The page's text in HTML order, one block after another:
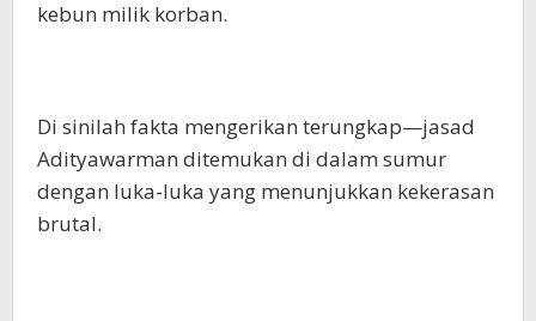
kebun milik korban.
Di sinilah fakta mengerikan terungkap—jasad
Adityawarman ditemukan di dalam sumur
dengan luka-luka yang menunjukkan kekerasan
brutal.